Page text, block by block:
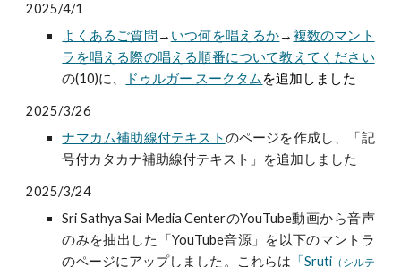
2025/4/1
よくあるご質問 → いつ何を唱えるか→ 複数のマント
ラを唱える際の唱える順番について教えてください
の(10)に、 ドゥルガー スークタム を追加しました
2025/3/26
ナマカム補助線付テキストのページを作成し、「記
号付カタカナ補助線付テキスト」を追加しました
2025/3/24
Sri Sathya Sai Media CenterのYouTube動画から音声
のみを抽出した「YouTube音源」を以下のマントラ
のページにアップしました。これらは 「Sruti（シルテ